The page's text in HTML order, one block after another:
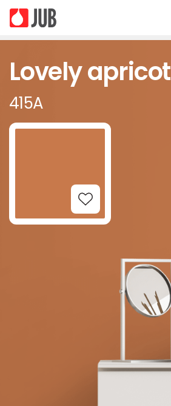
Lovely apricot
415A
Add to Wishlist